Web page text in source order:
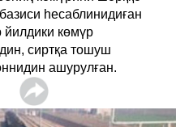
һесаблинидиған
йилдики көмүр
сиртқа тошуш
ашурулған.